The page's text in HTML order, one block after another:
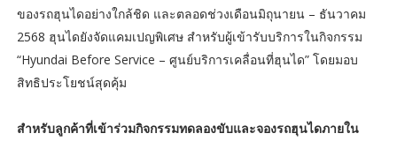
ของรถฮุนไดอย่างใกล้ชิด และตลอดช่วงเดือนมิถุนายน – ธันวาคม
2568 ฮุนไดยังจัดแคมเปญพิเศษ สำหรับผู้เข้ารับบริการในกิจกรรม
“Hyundai Before Service – ศูนย์บริการเคลื่อนที่ฮุนได” โดยมอบ
สิทธิประโยชน์สุดคุ้ม
สำหรับลูกค้าที่เข้าร่วมกิจกรรมทดลองขับและจองรถฮุนไดภายใน